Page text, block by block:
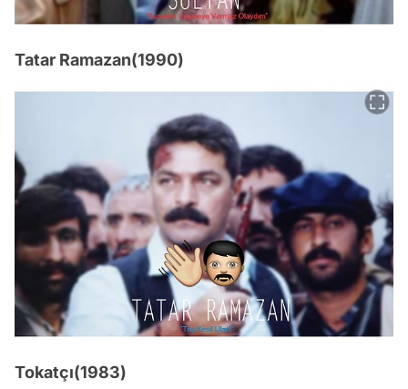
Tatar Ramazan(1990)
Tokatçı(1983)